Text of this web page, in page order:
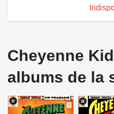
Cheyenne
albums de la